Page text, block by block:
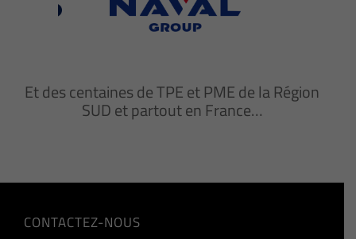
Et des centaines de TPE et PME de la Région
SUD et partout en France…
CONTACTEZ-NOUS